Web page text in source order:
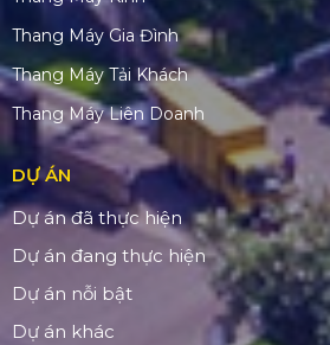
Thang Máy Gia Đình
Thang Máy Tải Khách
Thang Máy Liên Doanh
DỰ ÁN
Dự án đã thực hiện
Dự án đang thực hiện
Dự án nỗi bật
Dự án khác